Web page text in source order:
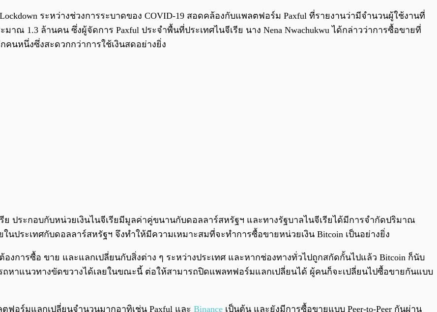
ระหว่างช่วงการระบาดของ COVID-19 สอดคล้องกับแพลตฟอร์ม Paxful ที่รายงานว่ามีจำนวนผู้ใช้งานที่
าณ 1.3 ล้านคน ซึ่งผู้จัดการ Paxful ประจำพื้นที่ประเทศไนจีเรีย นาง Nena Nwachukwu ได้กล่าวว่าการซื้อขายที่
นหนึ่งซึ่งสะดวกกว่าการใช้เงินสดอย่างยิ่ง
ย ประกอบกับหน่วยเงินไนจีเรียมีมูลค่าคู่ขนานกับดอลลาร์สหรัฐฯ และทางรัฐบาลไนจีเรียได้มีการจำกัดปริมาณ
นประเทศกับดอลลาร์สหรัฐฯ จึงทำให้มีความเหมาะสมที่จะทำการซื้อขายหน่วยเงิน Bitcoin เป็นอย่างยิ่ง
ต้องการซื้อ ขาย และแลกเปลี่ยนกับสิ่งต่าง ๆ ระหว่างประเทศ และหากช่องทางทั่วไปถูกสกัดกั้นไปแล้ว Bitcoin ก็นับ
หาแนวทางขัดขวางได้เลยในขณะนี้ ต่อให้สามารถปิดแพลทฟอร์มแลกเปลี่ยนได้ ผู้คนก็จะเปลี่ยนไปซื้อขายกันแบบ
ฟอร์มแลกเปลี่ยนจำนวนมากอาทิเช่น Paxful และ Binance เป็นต้น และยังมีการซื้อขายแบบ Peer-to-Peer กันผ่าน